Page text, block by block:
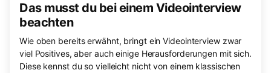
Das musst du bei einem Videointerview
beachten
Wie oben bereits erwähnt, bringt ein Videointerview zwar
viel Positives, aber auch einige Herausforderungen mit sich.
Diese kennst du so vielleicht nicht von einem klassischen